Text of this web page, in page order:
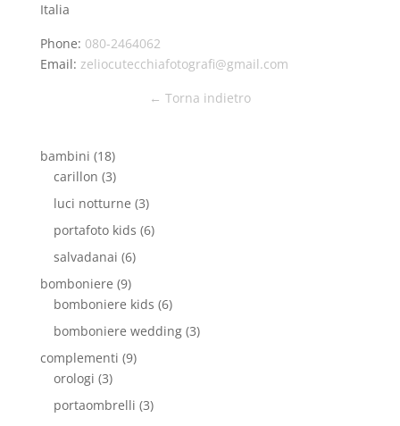
Italia
Phone: 080-2464062
Email: zeliocutecchiafotografi@gmail.com
← Torna indietro
bambini (18)
carillon (3)
luci notturne (3)
portafoto kids (6)
salvadanai (6)
bomboniere (9)
bomboniere kids (6)
bomboniere wedding(3)
complementi (9)
orologi (3)
portaombrelli (3)